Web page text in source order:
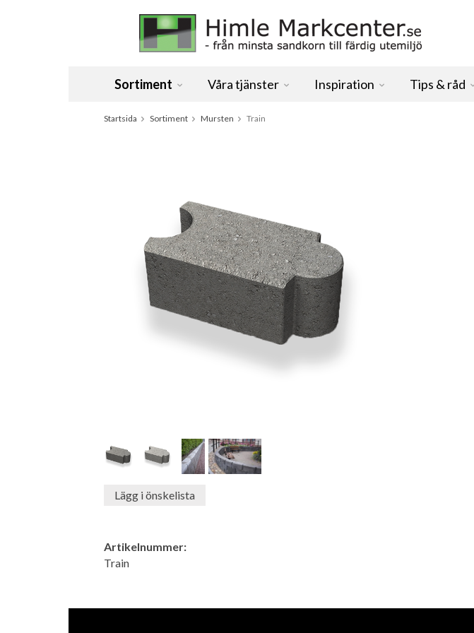
Sortiment Våra tjänster Inspiration Tips & råd
Startsida Sortiment Mursten Train
Lägg i önskelista
Artikelnummer:
Train